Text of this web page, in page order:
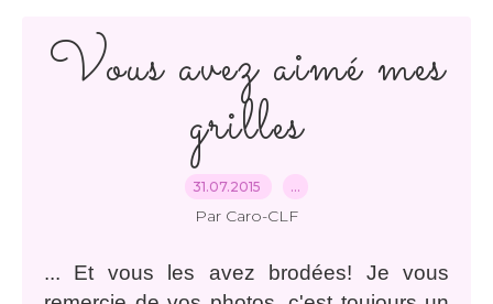
Vous avez aimé mes
grilles
31.07.2015 …
Par Caro-CLF
... Et vous les avez brodées! Je vous